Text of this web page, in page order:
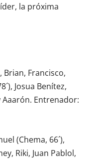
la próxima
Brian, Francisco,
Josua Benítez,
Aaarón. Entrenador:
(Chema, 66´),
Riki, Juan Pablol,